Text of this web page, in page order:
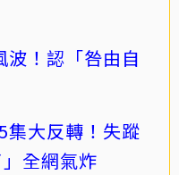
！認「咎由自
集大反轉！失蹤
全網氣炸